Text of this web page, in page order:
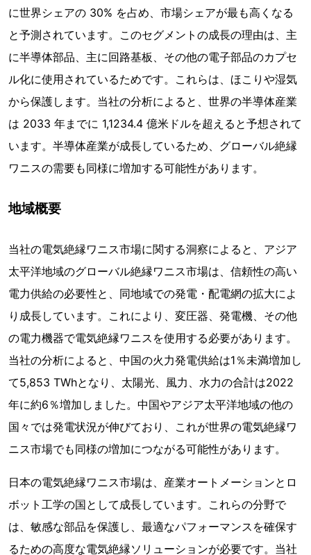
に世界シェアの 30% を占め、市場シェアが最も高くなる
と予測されています。このセグメントの成長の理由は、主
に半導体部品、主に回路基板、その他の電子部品のカプセ
ル化に使用されているためです。これらは、ほこりや湿気
から保護します。当社の分析によると、世界の半導体産業
は 2033 年までに 1,1234.4 億米ドルを超えると予想されて
います。半導体産業が成長しているため、グローバル絶縁
ワニスの需要も同様に増加する可能性があります。
地域概要
当社の電気絶縁ワニス市場に関する洞察によると、アジア
太平洋地域のグローバル絶縁ワニス市場は、信頼性の高い
電力供給の必要性と、同地域での発電・配電網の拡大によ
り成長しています。これにより、変圧器、発電機、その他
の電力機器で電気絶縁ワニスを使用する必要があります。
当社の分析によると、中国の火力発電供給は1％未満増加し
て5,853 TWhとなり、太陽光、風力、水力の合計は2022
年に約6％増加しました。中国やアジア太平洋地域の他の
国々では発電状況が伸びており、これが世界の電気絶縁ワ
ニス市場でも同様の増加につながる可能性があります。
日本の電気絶縁ワニス市場は、産業オートメーションとロ
ボット工学の国として成長しています。これらの分野で
は、敏感な部品を保護し、最適なパフォーマンスを確保す
るための高度な電気絶縁ソリューションが必要です。当社